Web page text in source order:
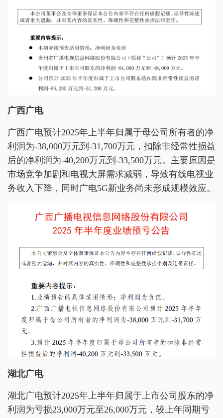
广西广电
广西广电预计2025年上半年归属于母公司所有者的净
利润为-38,000万元到-31,700万元，扣除非经常性损益
后的净利润为-40,200万元到-33,500万元。主要原因是
市场竞争加剧和电视大屏需求减弱，导致有线电视业
务收入下降，同时广电5G新业务尚未形成规模效应。
湖北广电
湖北广电预计2025年上半年归属于上市公司股东的净
利润为亏损23,000万元至26,000万元，较上年同期亏